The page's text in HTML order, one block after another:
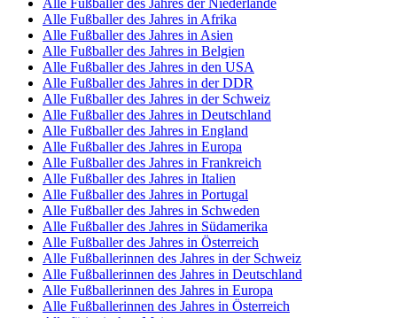
Alle Fußballer des Jahres in Afrika
Alle Fußballer des Jahres in Asien
Alle Fußballer des Jahres in Belgien
Alle Fußballer des Jahres in den USA
Alle Fußballer des Jahres in der DDR
Alle Fußballer des Jahres in der Schweiz
Alle Fußballer des Jahres in Deutschland
Alle Fußballer des Jahres in England
Alle Fußballer des Jahres in Europa
Alle Fußballer des Jahres in Frankreich
Alle Fußballer des Jahres in Italien
Alle Fußballer des Jahres in Portugal
Alle Fußballer des Jahres in Schweden
Alle Fußballer des Jahres in Südamerika
Alle Fußballer des Jahres in Österreich
Alle Fußballerinnen des Jahres in der Schweiz
Alle Fußballerinnen des Jahres in Deutschland
Alle Fußballerinnen des Jahres in Europa
Alle Fußballerinnen des Jahres in Österreich